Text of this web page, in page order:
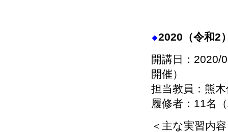
2020（令和2
開講日：2020/
開催）
担当教員：熊
履修者：11名
＜主な実習内